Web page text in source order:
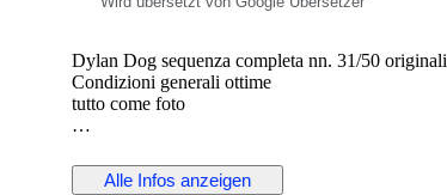
Dylan Dog sequenza completa nn. 31/50 originali
Condizioni generali ottime
tutto come foto
Alle Infos anzeigen